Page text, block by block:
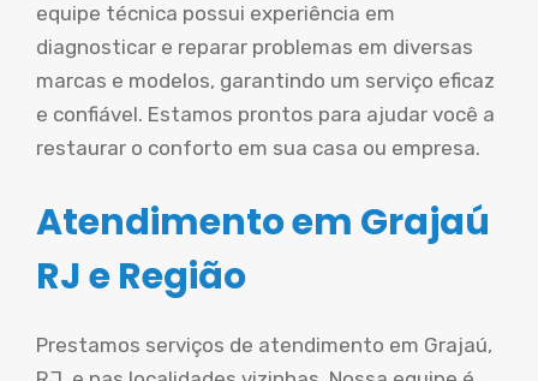
equipe técnica possui experiência em
diagnosticar e reparar problemas em diversas
marcas e modelos, garantindo um serviço eficaz
e confiável. Estamos prontos para ajudar você a
restaurar o conforto em sua casa ou empresa.
Atendimento em Grajaú
RJ e Região
Prestamos serviços de atendimento em Grajaú,